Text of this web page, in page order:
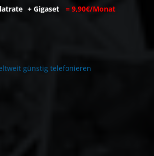
latrate + Gigaset = 9,90€/Monat
ltweit günstig telefonieren